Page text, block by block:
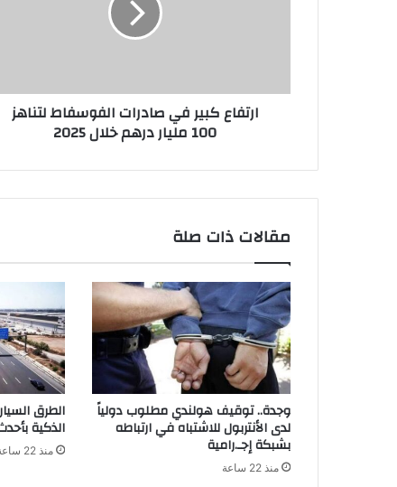
ن
ارتفاع كبير في صادرات الفوسفاط لتناهز
100 مليار درهم خلال 2025
مقالات ذات صلة
وجدة.. توقيف هولندي مطلوب دولياً
لدى الأنتربول للاشتباه في ارتباطه
بشبكة إجـ.رامية
منذ 22 ساعة
الطرق
الذكية
منذ 22 ساعة